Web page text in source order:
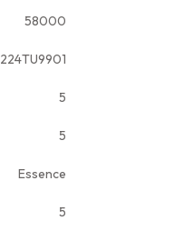
58000
224TU9901
5
5
Essence
5